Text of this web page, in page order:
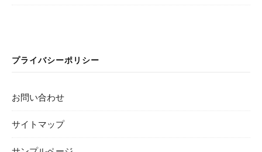
プライバシーポリシー
お問い合わせ
サイトマップ